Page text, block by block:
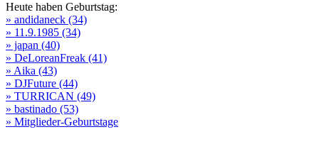
Heute haben Geburtstag:
» andidaneck (34)
» 11.9.1985 (34)
» japan (40)
» DeLoreanFreak (41)
» Aika (43)
» DJFuture (44)
» TURRICAN (49)
» bastinado (53)
» Mitglieder-Geburtstage